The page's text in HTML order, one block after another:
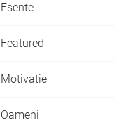
Esente
Featured
Motivatie
Oameni